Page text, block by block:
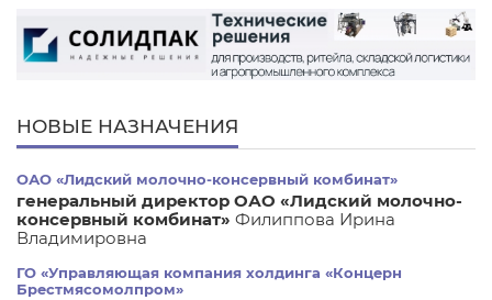
НОВЫЕ НАЗНАЧЕНИЯ
ОАО «Лидский молочно-консервный комбинат»
генеральный директор ОАО «Лидский молочно-
консервный комбинат» Филиппова Ирина
Владимировна
ГО «Управляющая компания холдинга «Концерн
Брестмясомолпром»